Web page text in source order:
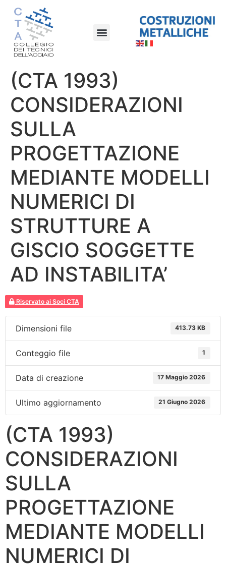
(CTA 1993)
CONSIDERAZIONI
SULLA
PROGETTAZIONE
MEDIANTE MODELLI
NUMERICI DI
STRUTTURE A
GISCIO SOGGETTE
AD INSTABILITA’
Riservato ai Soci CTA
Dimensioni file 413.73 KB
Conteggio file 1
Data di creazione 17 Maggio 2026
Ultimo aggiornamento 21 Giugno 2026
(CTA 1993)
CONSIDERAZIONI
SULLA
PROGETTAZIONE
MEDIANTE MODELLI
NUMERICI DI